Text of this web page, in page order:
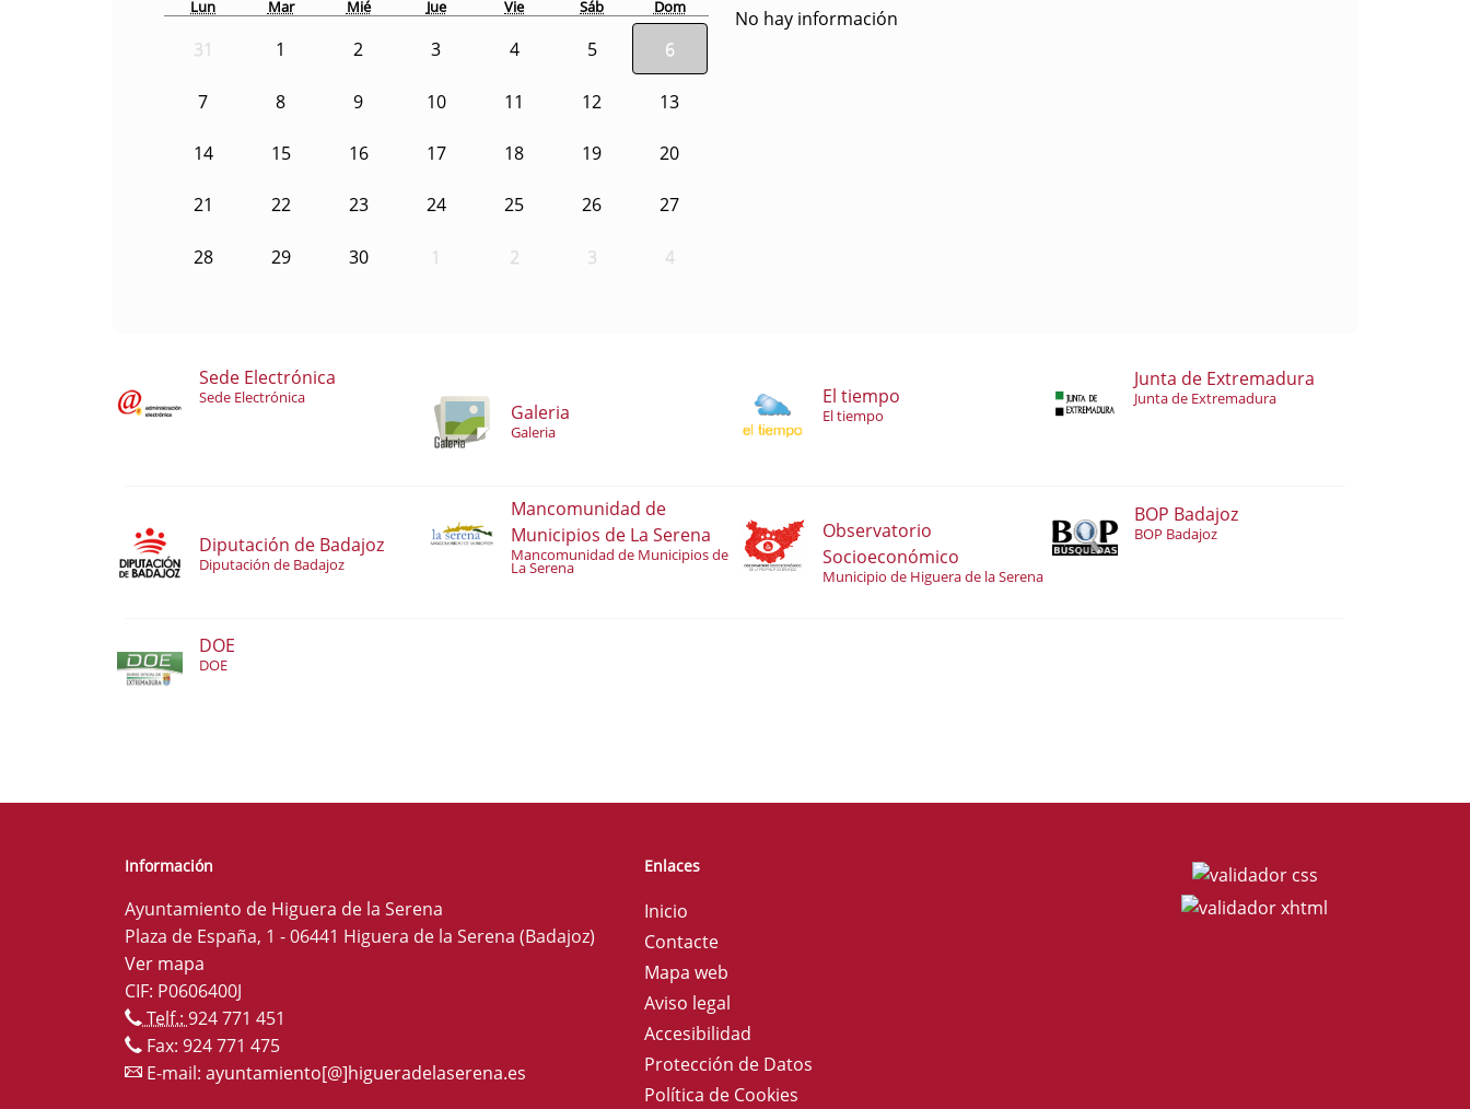
Lun Mar Mié Jue Vie Sáb Dom
31 1 2 3 4 5 6
7 8 9 10 11 12 13
14 15 16 17 18 19 20
21 22 23 24 25 26 27
28 29 30 1 2 3 4
No hay información
Sede Electrónica
Sede Electrónica
Galeria
Galeria
El tiempo
El tiempo
Junta de Extremadura
Junta de Extremadura
Diputación de Badajoz
Diputación de Badajoz
Mancomunidad de
Municipios de La Serena
Mancomunidad de Municipios de
La Serena
Observatorio
Socioeconómico
Municipio de Higuera de la Serena
BOP Badajoz
BOP Badajoz
DOE
DOE
Información
Ayuntamiento de Higuera de la Serena
Plaza de España, 1 - 06441 Higuera de la Serena (Badajoz)
Ver mapa
CIF: P0606400J
Telf.:924 771 451
Fax: 924 771 475
E-mail: ayuntamiento[@]higueradelaserena.es
Enlaces
Inicio
Contacte
Mapa web
Aviso legal
Accesibilidad
Protección de Datos
Política de Cookies